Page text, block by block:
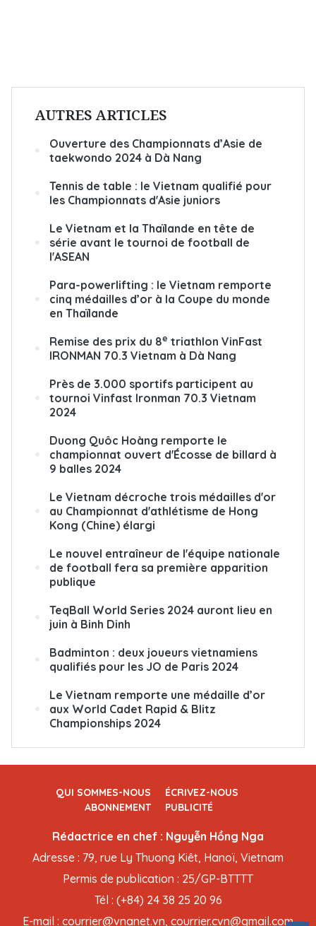
AUTRES ARTICLES
Ouverture des Championnats d’Asie de
taekwondo 2024 à Dà Nang
Tennis de table : le Vietnam qualifié pour
les Championnats d'Asie juniors
Le Vietnam et la Thaïlande en tête de
série avant le tournoi de football de
l'ASEAN
Para-powerlifting : le Vietnam remporte
cinq médailles d’or à la Coupe du monde
en Thaïlande
Remise des prix du 8e triathlon VinFast
IRONMAN 70.3 Vietnam à Dà Nang
Près de 3.000 sportifs participent au
tournoi Vinfast Ironman 70.3 Vietnam
2024
Duong Quôc Hoàng remporte le
championnat ouvert d'Écosse de billard à
9 balles 2024
Le Vietnam décroche trois médailles d'or
au Championnat d'athlétisme de Hong
Kong (Chine) élargi
Le nouvel entraîneur de l'équipe nationale
de football fera sa première apparition
publique
TeqBall World Series 2024 auront lieu en
juin à Binh Dinh
Badminton : deux joueurs vietnamiens
qualifiés pour les JO de Paris 2024
Le Vietnam remporte une médaille d’or
aux World Cadet Rapid & Blitz
Championships 2024
QUI SOMMES-NOUS
ÉCRIVEZ-NOUS
ABONNEMENT
PUBLICITÉ
Rédactrice en chef : Nguyễn Hồng Nga
Adresse : 79, rue Ly Thuong Kiêt, Hanoï, Vietnam
Permis de publication : 25/GP-BTTTT
Tél : (+84) 24 38 25 20 96
E-mail : courrier@vnanet.vn, courrier.cvn@gmail.com